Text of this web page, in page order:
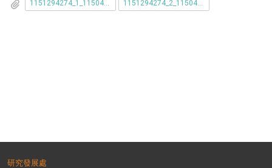
1151294274_1_1150410019-1.pdf 1151294274_2_1150410019-2.pdf
研究發展處